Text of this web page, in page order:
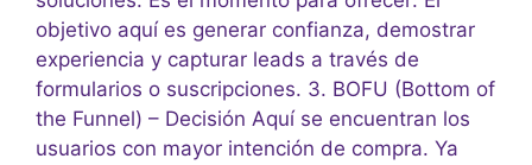
objetivo aquí es generar confianza, demostrar
experiencia y capturar leads a través de
formularios o suscripciones. 3. BOFU (Bottom of
the Funnel) – Decisión Aquí se encuentran los
usuarios con mayor intención de compra. Ya